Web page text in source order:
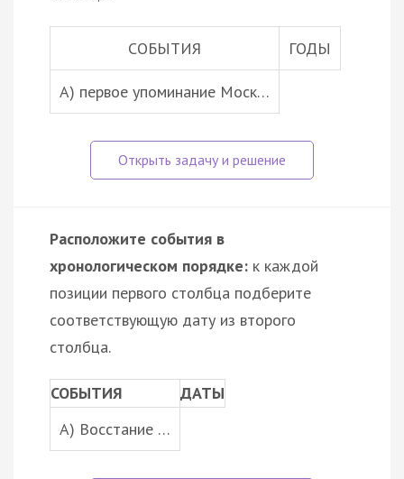
СОБЫТИЯ ГОДЫ
А) первое упоминание Моск…
Расположите события в
хронологическом порядке: к каждой
позиции первого столбца подберите
соответствующую дату из второго
столбца.
СОБЫТИЯ
ДАТЫ
A) Восстание …